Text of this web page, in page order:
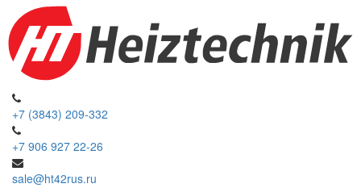
+7 (3843) 209-332
+7 906 927 22-26
sale@ht42rus.ru